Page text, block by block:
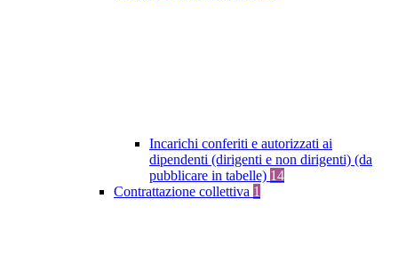
Incarichi conferiti e autorizzati ai
dipendenti (dirigenti e non dirigenti) (da
pubblicare in tabelle) 14
Contrattazione collettiva 1